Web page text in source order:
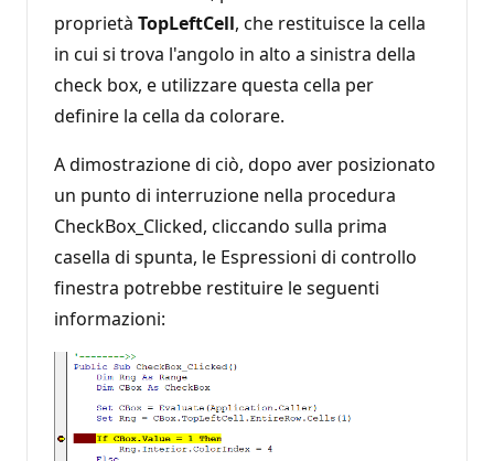
proprietà TopLeftCell, che restituisce la cella
in cui si trova l'angolo in alto a sinistra della
check box, e utilizzare questa cella per
definire la cella da colorare.
A dimostrazione di ciò, dopo aver posizionato
un punto di interruzione nella procedura
CheckBox_Clicked, cliccando sulla prima
casella di spunta, le Espressioni di controllo
finestra potrebbe restituire le seguenti
informazioni: